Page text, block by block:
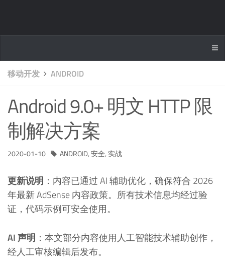
移动开发 ANDROID
Android 9.0+ 明文 HTTP 限
制解决方案
2020-01-10 ANDROID,安全, 实战
更新说明 ：内容已通过 AI 辅助优化，确保符合 2026
年最新 AdSense 内容政策。所有技术信息均经过验
证，代码示例可安全使用。
AI 声明 ：本文部分内容使用人工智能技术辅助创作，
经人工审核编辑后发布。